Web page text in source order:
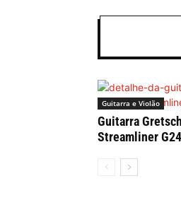
Guitarra e Violão
Guitarra Gretsch
Streamliner